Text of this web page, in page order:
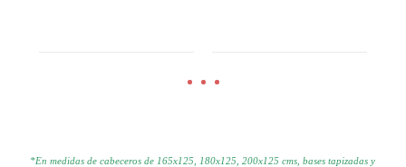
*En medidas de cabeceros de 165x125, 180x125, 200x125 cms, bases tapizadas y